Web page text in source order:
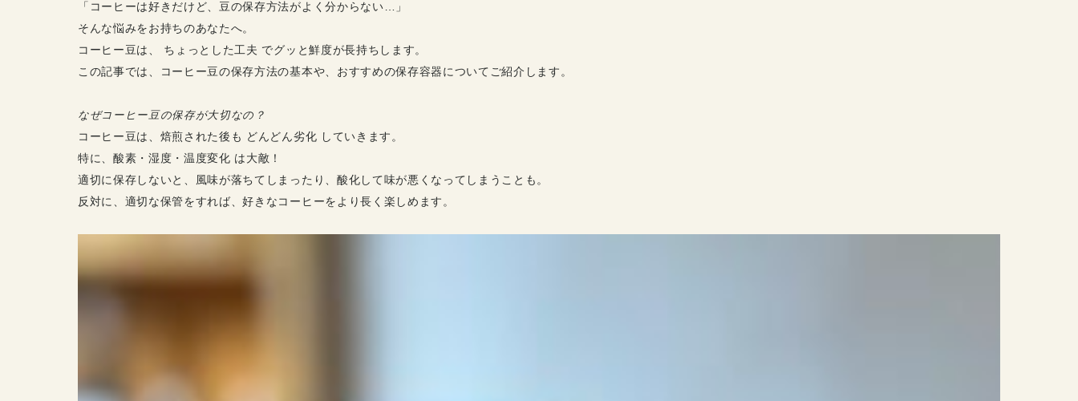
「コーヒーは好きだけど、豆の保存方法がよく分からない…」
そんな悩みをお持ちのあなたへ。
コーヒー豆は、 ちょっとした工夫 でグッと鮮度が長持ちします。
この記事では、コーヒー豆の保存方法の基本や、おすすめの保存容器についてご紹介します。
なぜコーヒー豆の保存が大切なの？
コーヒー豆は、焙煎された後も どんどん劣化 していきます。
特に、酸素・湿度・温度変化 は大敵！
適切に保存しないと、風味が落ちてしまったり、酸化して味が悪くなってしまうことも。
反対に、適切な保管をすれば、好きなコーヒーをより長く楽しめます。